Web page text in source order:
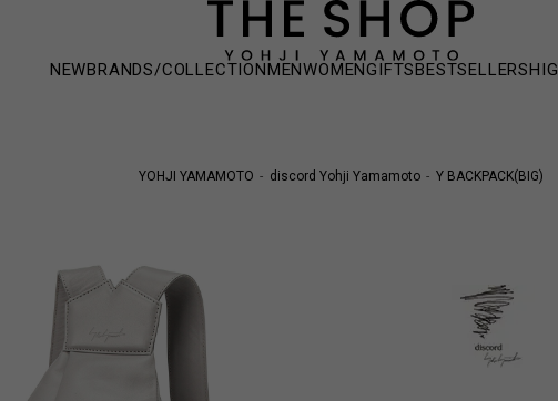
NEWBRANDS/COLLECTIONMENWOMENGIFTSBESTSELLERS
YOHJI YAMAMOTO discord Yohji Yamamoto Y BACKPACK(BIG)